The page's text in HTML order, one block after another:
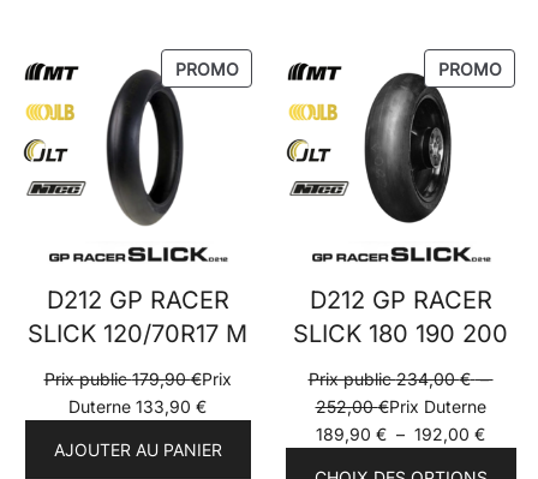
252,00 €
à
PROMOPRODUIT
PROMOTION
D212 GP RACER
SLICK 120/70R17 M
Prix public179,90€Prix
Duterne 133,90 €
AJOUTER AU PANIER
PROMO
D212 GP RACER
SLICK 180 190 200
Prix public234,00€ –
252,00€Plage
de
Prix Duterne
189,90 € – 192,00 €Plage